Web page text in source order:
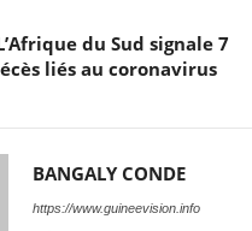
du Sud signale 7
liés au coronavirus
BANGALY CONDE
https://www.guineevision.info